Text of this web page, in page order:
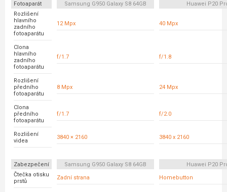
Fotoaparát Samsung G950 Galaxy S8 64GB
Huawei P20
Rozlišení
hlavního
zadního
fotoaparátu
12 Mpx 40 Mpx
Clona
hlavního
zadního
fotoaparátu
f/1.7 f/1.8
Rozlišení
předního
fotoaparátu
8 Mpx 24 Mpx
Clona
předního
fotoaparátu
f/1.7 f/2.0
Rozlišení
videa
3840 × 2160 3840 x 2160
Zabezpečení Samsung G950 Galaxy S8 64GB
Huawei P20
Čtečka otisku
prstů
Zadní strana Homebutton